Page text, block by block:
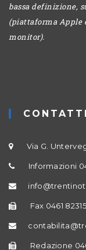
bassa definizione,
(piattaforma Apple
monitor).
CONTATTI
Via G.
Informazioni
Fax 0461
Redazione